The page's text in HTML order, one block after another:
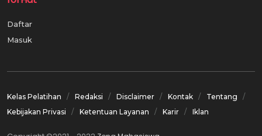
Daftar
Masuk
Kelas Pelatihan Redaksi Disclaimer Kontak
Tentang
Kebijakan Privasi
Ketentuan Layanan Karir Iklan